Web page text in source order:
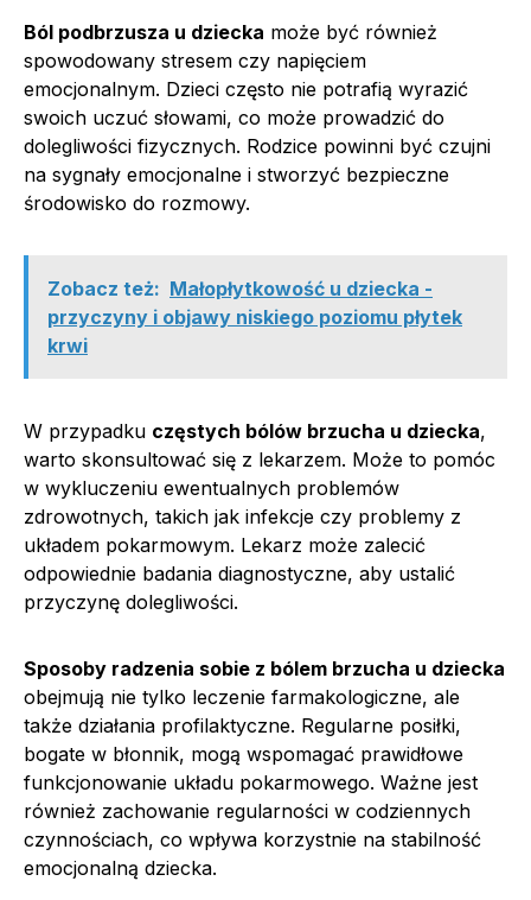
Ból podbrzusza u dziecka może być również
spowodowany stresem czy napięciem
emocjonalnym. Dzieci często nie potrafią wyrazić
swoich uczuć słowami, co może prowadzić do
dolegliwości fizycznych. Rodzice powinni być czujni
na sygnały emocjonalne i stworzyć bezpieczne
środowisko do rozmowy.
Zobacz też: Małopłytkowość u dziecka -
przyczyny i objawy niskiego poziomu płytek
krwi
W przypadku częstych bólów brzucha u dziecka,
warto skonsultować się z lekarzem. Może to pomóc
w wykluczeniu ewentualnych problemów
zdrowotnych, takich jak infekcje czy problemy z
układem pokarmowym. Lekarz może zalecić
odpowiednie badania diagnostyczne, aby ustalić
przyczynę dolegliwości.
Sposoby radzenia sobie z bólem brzucha u dziecka
obejmują nie tylko leczenie farmakologiczne, ale
także działania profilaktyczne. Regularne posiłki,
bogate w błonnik, mogą wspomagać prawidłowe
funkcjonowanie układu pokarmowego. Ważne jest
również zachowanie regularności w codziennych
czynnościach, co wpływa korzystnie na stabilność
emocjonalną dziecka.